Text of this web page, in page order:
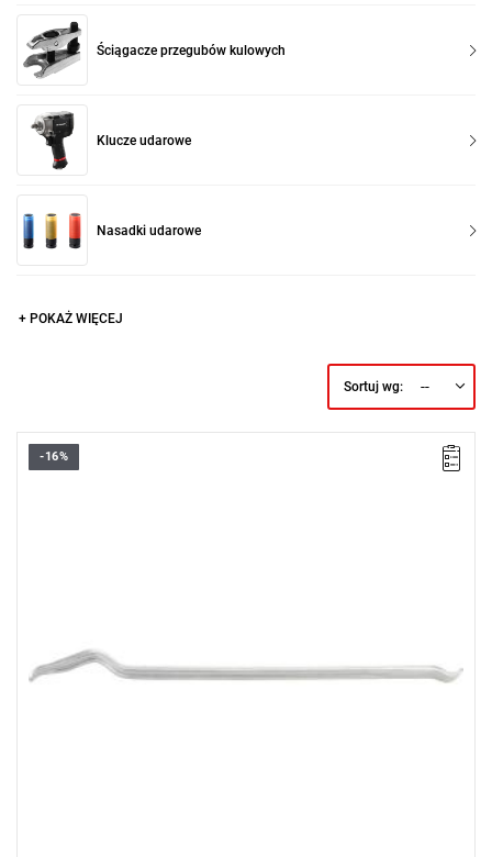
Ściągacze przegubów kulowych
Klucze udarowe
Nasadki udarowe
+ POKAŻ WIĘCEJ
Sortuj wg: --
-16%